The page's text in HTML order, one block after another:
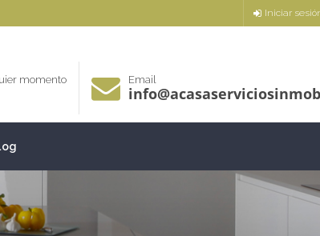
Iniciar
momento Email